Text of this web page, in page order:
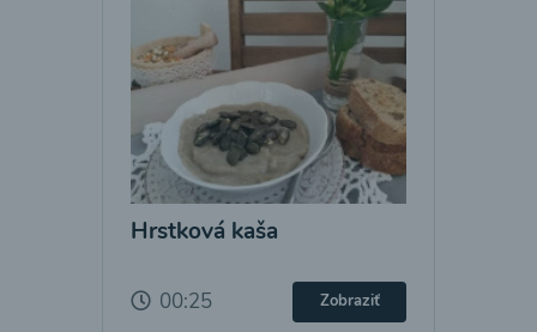
Hrstková kaša
00:25 Zobraziť